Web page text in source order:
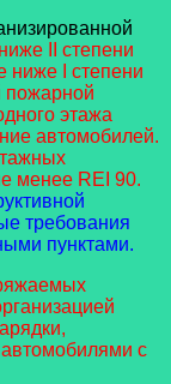
II степени
ниже I степени
пожарной
этажа
автомобилей.
менее REI 90.
требования
пунктами.
автомобилями с